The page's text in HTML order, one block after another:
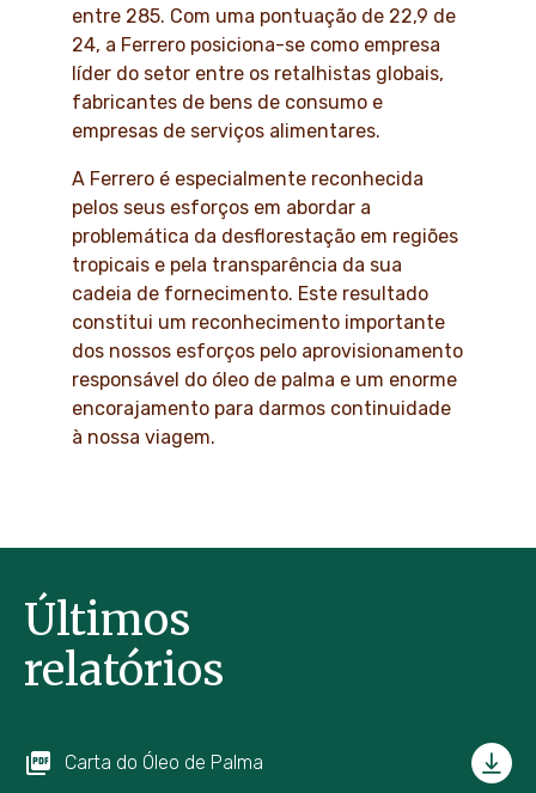
entre 285. Com uma pontuação de 22,9 de
24, a Ferrero posiciona-se como empresa
líder do setor entre os retalhistas globais,
fabricantes de bens de consumo e
empresas de serviços alimentares.
A Ferrero é especialmente reconhecida
pelos seus esforços em abordar a
problemática da desflorestação em regiões
tropicais e pela transparência da sua
cadeia de fornecimento. Este resultado
constitui um reconhecimento importante
dos nossos esforços pelo aprovisionamento
responsável do óleo de palma e um enorme
encorajamento para darmos continuidade
à nossa viagem.
Últimos
relatórios
Carta do Óleo de Palma